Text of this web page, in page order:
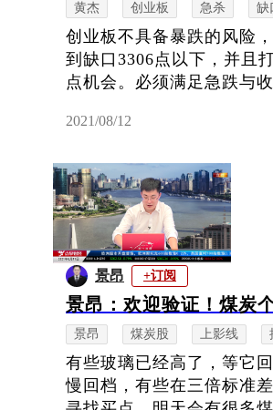
黄杰 创业板 急杀 缺
创业板不具备暴跌的风险
到缺口3306点以下，并且
点机会。必须满足急跌与
2021/08/12
景昂 +订阅
景昂：欢迎验证！煤炭
景昂 煤炭股 上影线
有些玻璃已经高了，等它
慢回档，有些在三倍标准